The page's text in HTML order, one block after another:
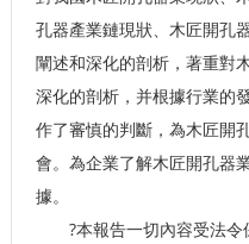
孔器產業鏈現狀、木匠開孔
闡述和深化的剖析，著重對
深化的剖析，并根據行業的
作了審慎的判斷，為木匠開
會。為企業了解木匠開孔器
據。
?本報告一切內容受法令